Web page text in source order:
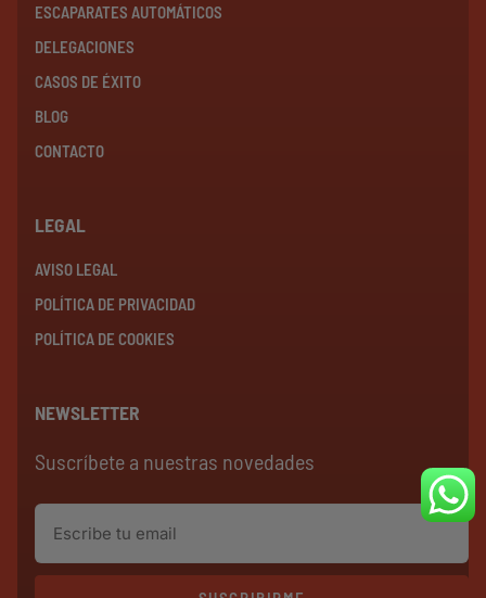
ESCAPARATES AUTOMÁTICOS
DELEGACIONES
CASOS DE ÉXITO
BLOG
CONTACTO
LEGAL
AVISO LEGAL
POLÍTICA DE PRIVACIDAD
POLÍTICA DE COOKIES
NEWSLETTER
Suscríbete a nuestras novedades